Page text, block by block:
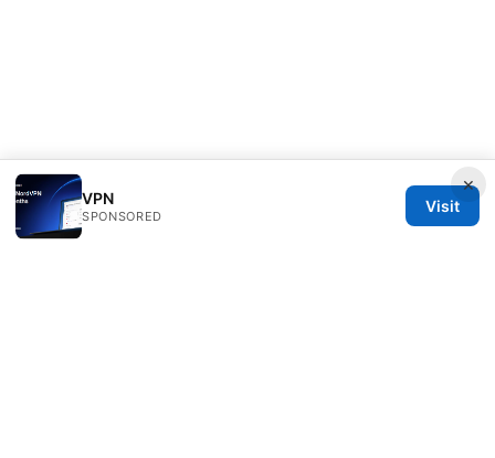
×
VPN
SPONSORED
Visit